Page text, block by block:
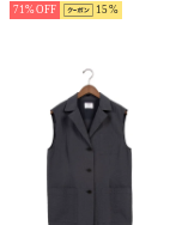
71% 15